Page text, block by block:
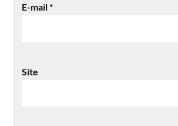
E-mail*
Site